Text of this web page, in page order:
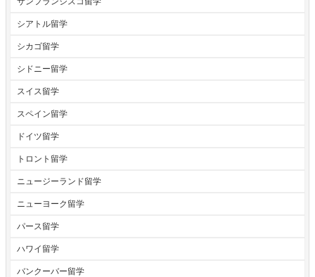
シアトル留学
シカゴ留学
シドニー留学
スイス留学
スペイン留学
ドイツ留学
トロント留学
ニュージーランド留学
ニューヨーク留学
パース留学
ハワイ留学
バンクーバー留学